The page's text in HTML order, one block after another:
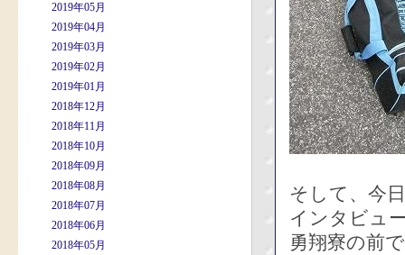
2019年05月
2019年04月
2019年03月
2019年02月
2019年01月
2018年12月
2018年11月
2018年10月
2018年09月
2018年08月
2018年07月
2018年06月
2018年05月
そして、今
インタビュ
勇翔寮の前